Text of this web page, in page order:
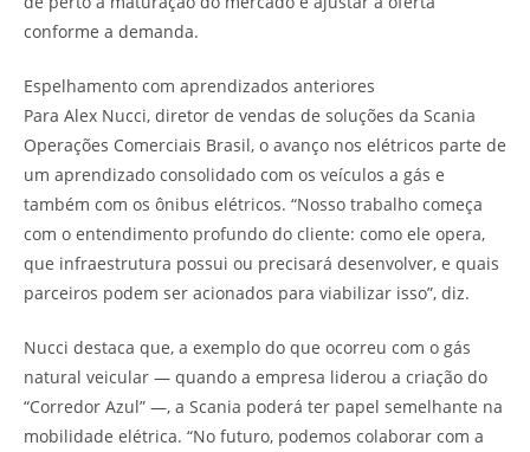
conforme a demanda.
Espelhamento com aprendizados anteriores
Para Alex Nucci, diretor de vendas de soluções da Scania
Operações Comerciais Brasil, o avanço nos elétricos parte de
um aprendizado consolidado com os veículos a gás e
também com os ônibus elétricos. “Nosso trabalho começa
com o entendimento profundo do cliente: como ele opera,
que infraestrutura possui ou precisará desenvolver, e quais
parceiros podem ser acionados para viabilizar isso”, diz.
Nucci destaca que, a exemplo do que ocorreu com o gás
natural veicular — quando a empresa liderou a criação do
“Corredor Azul” —, a Scania poderá ter papel semelhante na
mobilidade elétrica. “No futuro, podemos colaborar com a